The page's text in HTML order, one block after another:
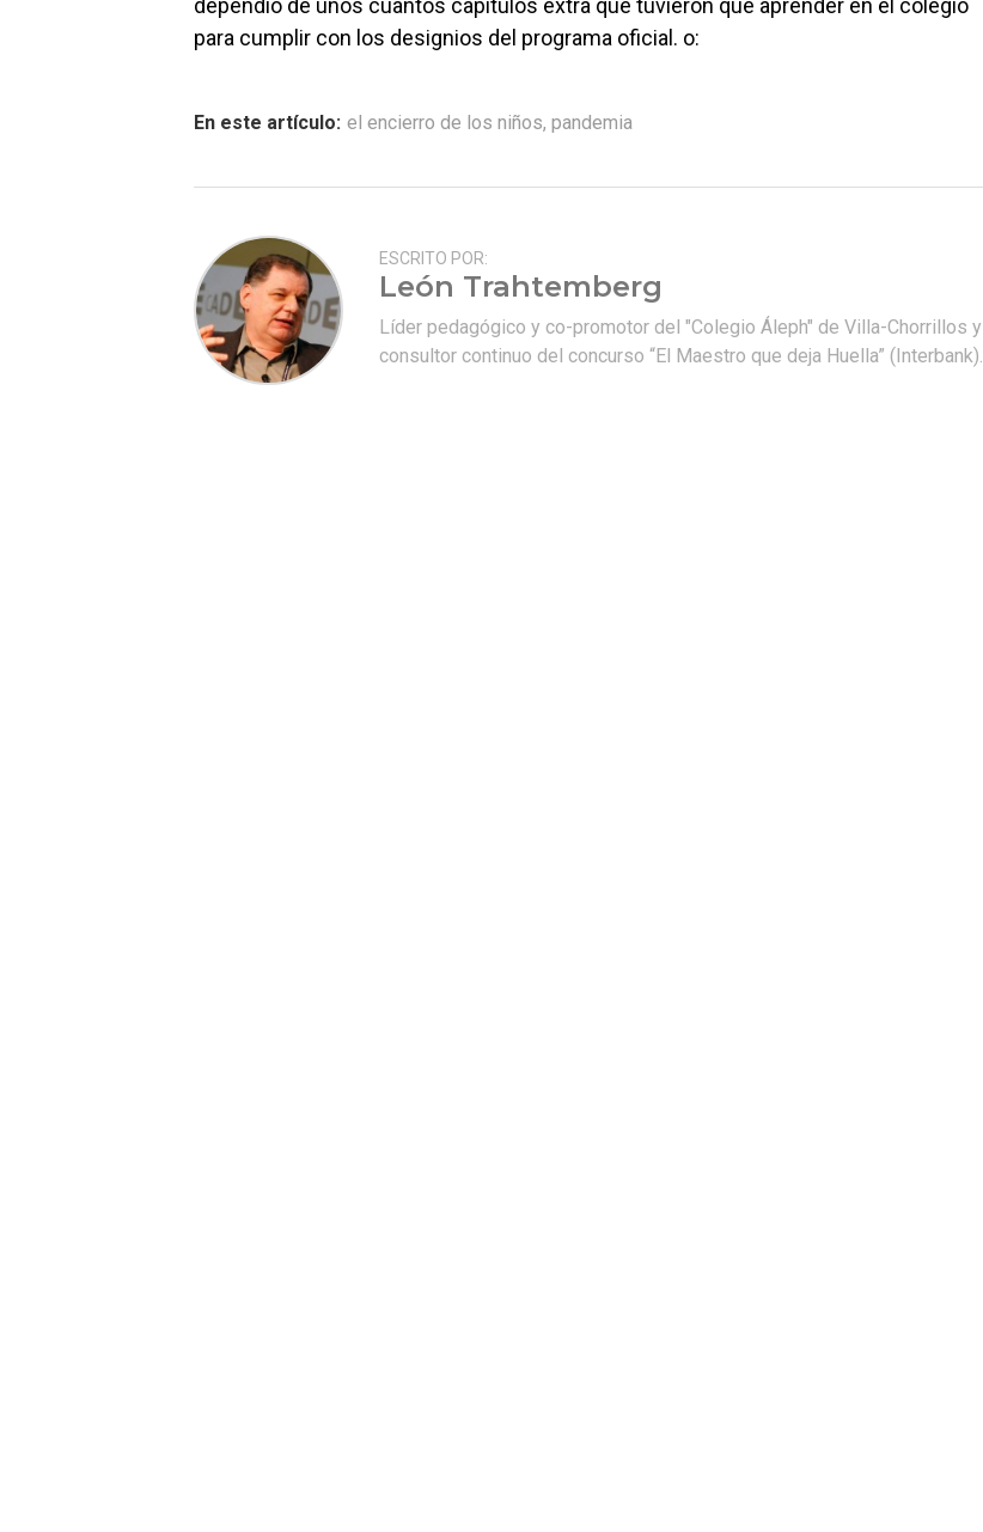
dependió de unos cuantos capítulos extra que tuvieron que aprender en el colegio
para cumplir con los designios del programa oficial. o:
En este artículo: el encierro de los niños, pandemia
ESCRITO POR:
León Trahtemberg
Líder pedagógico y co-promotor del "Colegio Áleph" de Villa-Chorrillos y
consultor continuo del concurso “El Maestro que deja Huella” (Interbank).